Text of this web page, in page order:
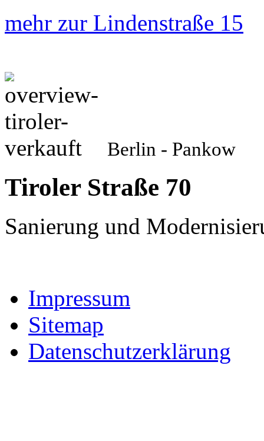
mehr zur Lindenstraße 15
Berlin - Pankow
Tiroler Straße 70
Sanierung und
Impressum
Sitemap
Datenschutzerklärung